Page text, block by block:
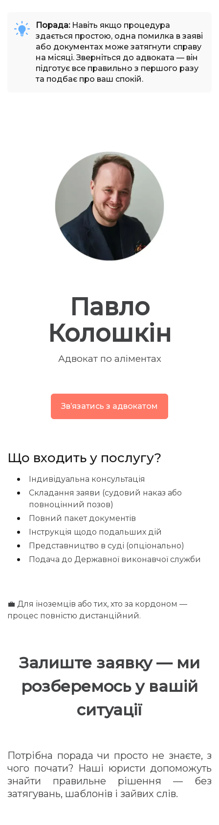
Порада: Навіть якщо процедура
здається простою, одна помилка в заяві
або документах може затягнути справу
на місяці. Зверніться до адвоката — він
підготує все правильно з першого разу
та подбає про ваш спокій.
Павло
Колошкін
Адвокат по аліментах
Звʼязатись з адвокатом
Що входить у послугу?
Індивідуальна консультація
Складання заяви (судовий наказ або
повноцінний позов)
Повний пакет документів
Інструкція щодо подальших дій
Представництво в суді (опціонально)
Подача до Державної виконавчої служби
💼 Для іноземців або тих, хто за кордоном —
процес повністю дистанційний.
Залиште заявку — ми
розберемось у вашій
ситуації
Потрібна порада чи просто не знаєте, з
чого почати? Наші юристи допоможуть
знайти правильне рішення — без
затягувань, шаблонів і зайвих слів.